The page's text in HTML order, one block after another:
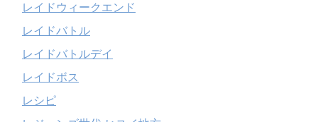
レイドウィークエンド
レイドバトル
レイドバトルデイ
レイドボス
レシピ